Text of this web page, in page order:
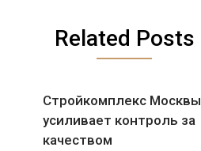
Related Posts
Стройкомплекс Москвы
усиливает контроль за
качеством